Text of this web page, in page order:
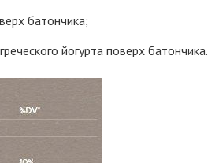
батончика;
йогурта поверх батончика.